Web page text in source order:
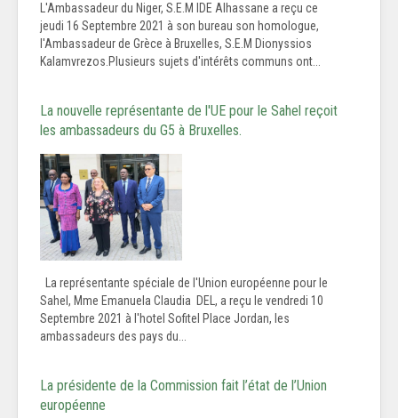
L'Ambassadeur du Niger, S.E.M IDE Alhassane a reçu ce
jeudi 16 Septembre 2021 à son bureau son homologue,
l'Ambassadeur de Grèce à Bruxelles, S.E.M Dionyssios
Kalamvrezos.Plusieurs sujets d'intérêts communs ont...
La nouvelle représentante de l'UE pour le Sahel reçoit
les ambassadeurs du G5 à Bruxelles.
La représentante spéciale de l'Union européenne pour le
Sahel, Mme Emanuela Claudia DEL, a reçu le vendredi 10
Septembre 2021 à l'hotel Sofitel Place Jordan, les
ambassadeurs des pays du...
La présidente de la Commission fait l’état de l’Union
européenne